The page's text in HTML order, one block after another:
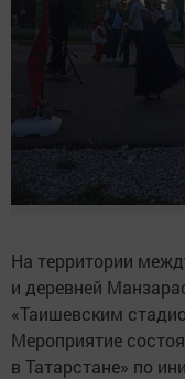
На территории
и деревней
«Таишевским
Мероприятие
в Татарстане» по